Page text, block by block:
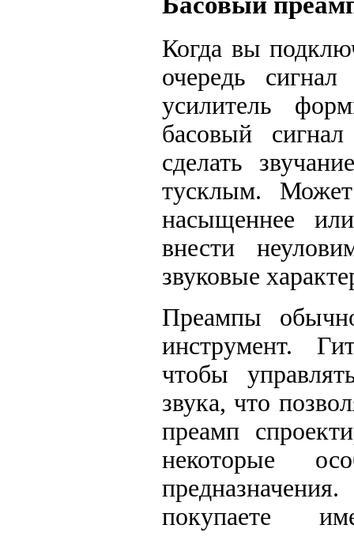
Когда вы
очередь
усилитель
басовый
сделать
тусклым. Может
насыщеннее
внести
звуковые
Преампы
инструмент.
чтобы
звука, что
преамп
некоторые
покупаете